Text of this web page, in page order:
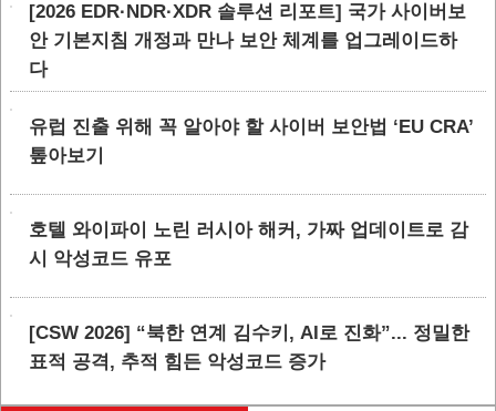
[2026 EDR·NDR·XDR 솔루션 리포트] 국가 사이버보
안 기본지침 개정과 만나 보안 체계를 업그레이드하
다
유럽 진출 위해 꼭 알아야 할 사이버 보안법 ‘EU CRA’
톺아보기
호텔 와이파이 노린 러시아 해커, 가짜 업데이트로 감
시 악성코드 유포
[CSW 2026] “북한 연계 김수키, AI로 진화”... 정밀한
표적 공격, 추적 힘든 악성코드 증가